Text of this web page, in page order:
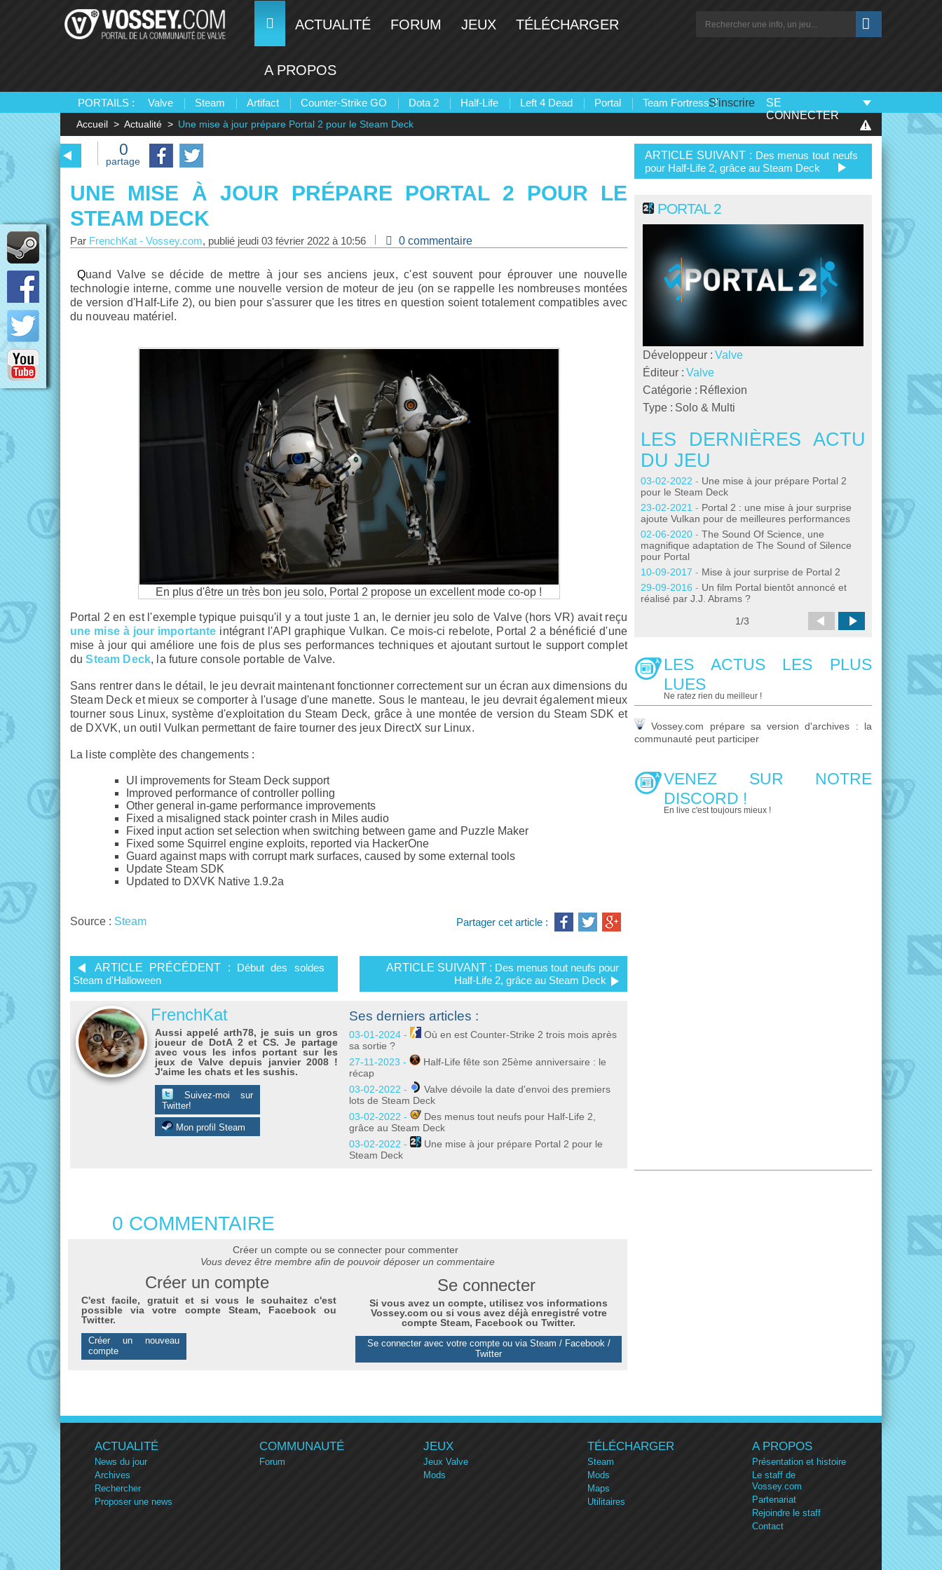
PORTAILS : Valve Steam Artifact Counter-Strike GO Dota 2 Half-Life Left 4 Dead Portal Team Fortress 2
ACTUALITÉ FORUM JEUX TÉLÉCHARGER
A PROPOS
S'inscrire
SE
CONNECTER
Accueil Actualité Une mise à jour prépare Portal 2 pour le Steam Deck
0
partage
UNE MISE À JOUR PRÉPARE PORTAL 2 POUR LE
STEAM DECK
Par FrenchKat - Vossey.com, publié jeudi 03 février 2022 à 10:56 0 commentaire
Quand Valve se décide de mettre à jour ses anciens jeux, c'est souvent pour éprouver une nouvelle
technologie interne, comme une nouvelle version de moteur de jeu (on se rappelle les nombreuses montées
de version d'Half-Life 2), ou bien pour s'assurer que les titres en question soient totalement compatibles avec
du nouveau matériel.
En plus d'être un très bon jeu solo, Portal 2 propose un excellent mode co-op !
Portal 2 en est l'exemple typique puisqu'il y a tout juste 1 an, le dernier jeu solo de Valve (hors VR) avait reçu
une mise à jour importante intégrant l'API graphique Vulkan. Ce mois-ci rebelote, Portal 2 a bénéficié d'une
mise à jour qui améliore une fois de plus ses performances techniques et ajoutant surtout le support complet
duSteam Deck, la future console portable de Valve.
Sans rentrer dans le détail, le jeu devrait maintenant fonctionner correctement sur un écran aux dimensions du
Steam Deck et mieux se comporter à l'usage d'une manette. Sous le manteau, le jeu devrait également mieux
tourner sous Linux, système d'exploitation du Steam Deck, grâce à une montée de version du Steam SDK et
de DXVK, un outil Vulkan permettant de faire tourner des jeux DirectX sur Linux.
La liste complète des changements :
UI improvements for Steam Deck support
Improved performance of controller polling
Other general in-game performance improvements
Fixed a misaligned stack pointer crash in Miles audio
Fixed input action set selection when switching between game and Puzzle Maker
Fixed some Squirrel engine exploits, reported via HackerOne
Guard against maps with corrupt mark surfaces, caused by some external tools
Update Steam SDK
Updated to DXVK Native 1.9.2a
Source : Steam Partager cet article :
ARTICLE PRÉCÉDENT : Début des soldes
Steam d'Halloween
ARTICLE SUIVANT : Des menus tout neufs pour
Half-Life 2, grâce au Steam Deck
FrenchKat
Aussi appelé arth78, je suis un gros
joueur de DotA 2 et CS. Je partage
avec vous les infos portant sur les
jeux de Valve depuis janvier 2008 !
J'aime les chats et les sushis.
Suivez-moi sur
Twitter!
Mon profil Steam
Ses derniers articles :
03-01-2024 -
Où en est Counter-Strike 2 trois mois après
sa sortie ?
27-11-2023 -
Half-Life fête son 25ème anniversaire : le
récap
03-02-2022 -
Valve dévoile la date d'envoi des premiers
lots de Steam Deck
03-02-2022 -
Des menus tout neufs pour Half-Life 2,
grâce au Steam Deck
03-02-2022 -
Une mise à jour prépare Portal 2 pour le
Steam Deck
0 COMMENTAIRE
Créer un compte ou se connecter pour commenter
Vous devez être membre afin de pouvoir déposer un commentaire
Créer un compte
C'est facile, gratuit et si vous le souhaitez c'est
possible via votre compte Steam, Facebook ou
Twitter.
Créer un nouveau
compte
Se connecter
Si vous avez un compte, utilisez vos informations
Vossey.com ou si vous avez déjà enregistré votre
compte Steam, Facebook ou Twitter.
Se connecter avec votre compte ou via Steam / Facebook /
Twitter
ARTICLE SUIVANT : Des menus tout neufs
pour Half-Life 2, grâce au Steam Deck
PORTAL 2
Développeur : Valve
Éditeur : Valve
Catégorie : Réflexion
Type : Solo & Multi
LES DERNIÈRES ACTU
DU JEU
03-02-2022 - Une mise à jour prépare Portal 2
pour le Steam Deck
23-02-2021 - Portal 2 : une mise à jour surprise
ajoute Vulkan pour de meilleures performances
02-06-2020 - The Sound Of Science, une
magnifique adaptation de The Sound of Silence
pour Portal
10-09-2017 - Mise à jour surprise de Portal 2
29-09-2016 - Un film Portal bientôt annoncé et
réalisé par J.J. Abrams ?
29-09-2015 -
27-08-2015 -
en
1/3
LES ACTUS LES PLUS
LUES
Ne ratez rien du meilleur !
Vossey.com prépare sa version d'archives : la
communauté peut participer
VENEZ SUR NOTRE
DISCORD !
En live c'est toujours mieux !
ACTUALITÉ
News du jour
Archives
Rechercher
Proposer une news
COMMUNAUTÉ
Forum
JEUX
Jeux Valve
Mods
TÉLÉCHARGER
Steam
Mods
Maps
Utilitaires
A PROPOS
Présentation et histoire
Le staff de
Vossey.com
Partenariat
Rejoindre le staff
Contact